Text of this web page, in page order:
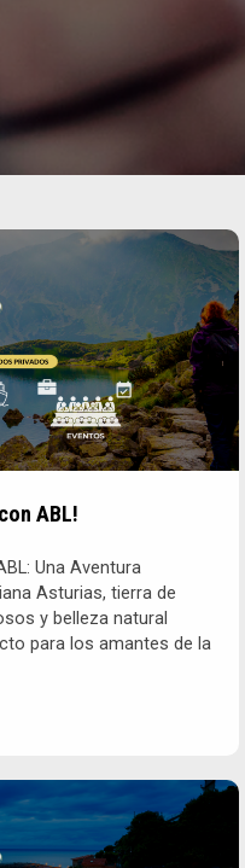
ABL!
Una Aventura
Asturias, tierra de
y belleza natural
para los amantes de la